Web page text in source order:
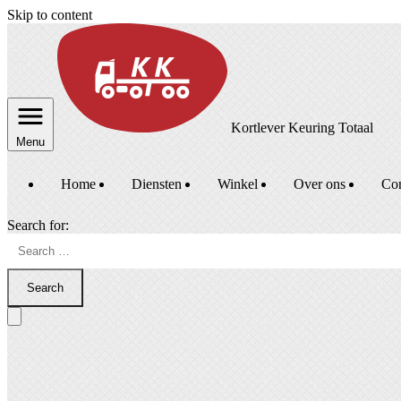
Skip to content
Menu
Kortlever Keuring Totaal
Home Diensten Winkel Over ons
Search for:
Search